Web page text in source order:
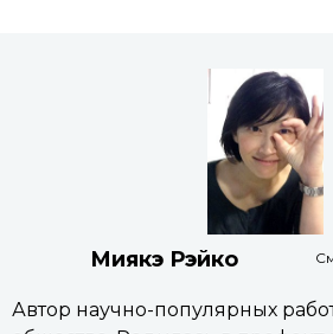
Миякэ Рэйко
Автор научно-популярных